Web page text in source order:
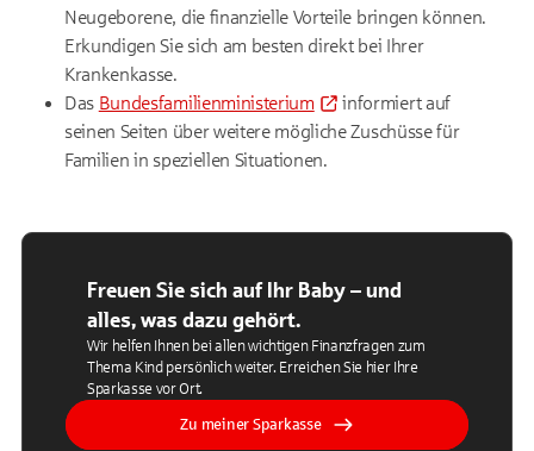
Neugeborene, die finanzielle Vorteile bringen können.
Erkundigen Sie sich am besten direkt bei Ihrer
Krankenkasse.
Das Bundesfamilienministerium
informiert auf
seinen Seiten über weitere mögliche Zuschüsse für
Familien in speziellen Situationen.
Freuen Sie sich auf Ihr Baby – und
alles, was dazu gehört.
Wir helfen Ihnen bei allen wichtigen Finanzfragen zum
Thema Kind persönlich weiter. Erreichen Sie hier Ihre
Sparkasse vor Ort.
Zu meiner Sparkasse